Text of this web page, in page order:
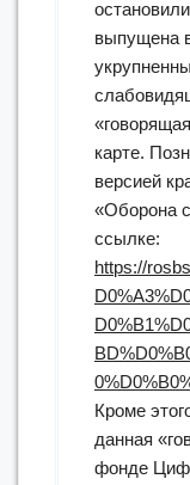
выпущена
карте.
версией
«Оборона
ссылке:
https://
Кроме
данная
фонде